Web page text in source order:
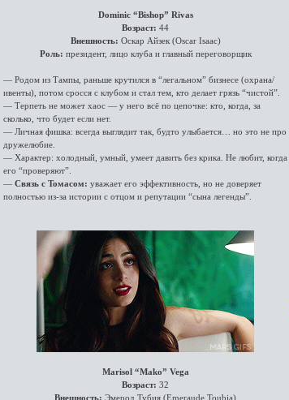
Dominic “Bishop” Rivas
Возраст: 44
Внешность: Оскар Айзек (Oscar Isaac)
Роль: президент, лицо клуба и главный переговорщик
— Родом из Тампы, раньше крутился в “легальном” бизнесе (охрана/
ивенты), потом сросся с клубом и стал тем, кто делает грязь “чистой”.
— Терпеть не может хаос — у него всё по цепочке: кто, когда, за
сколько, что будет если нет.
— Личная фишка: всегда выглядит так, будто улыбается… но это не про
дружелюбие.
— Характер: холодный, умный, умеет давить без крика. Не любит, когда
его “проверяют”.
— Связь с Томасом: уважает его эффективность, но не доверяет
полностью из-за истории с отцом и репутации “сына легенды”.
Marisol “Mako” Vega
Возраст: 32
Внешность: Эмерод Тубия (Emeraude Toubia)